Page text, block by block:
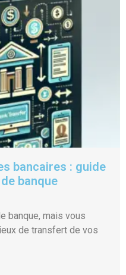
bancaires : guide
banque
banque, mais vous
de transfert de vos